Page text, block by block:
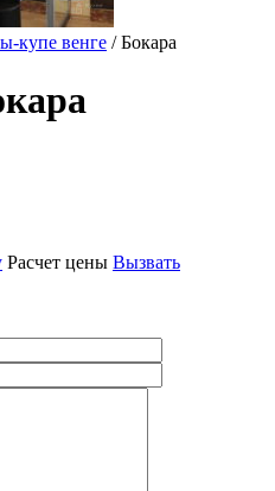
купе венге / Бокара
Расчет цены Вызвать